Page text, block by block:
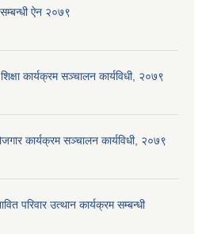
ऐन २०७९
कार्यक्रम सञ्चालन कार्यविधी, २०७९
कार्यक्रम सञ्चालन कार्यविधी, २०७९
परिवार उत्थान कार्यक्रम सम्बन्धी